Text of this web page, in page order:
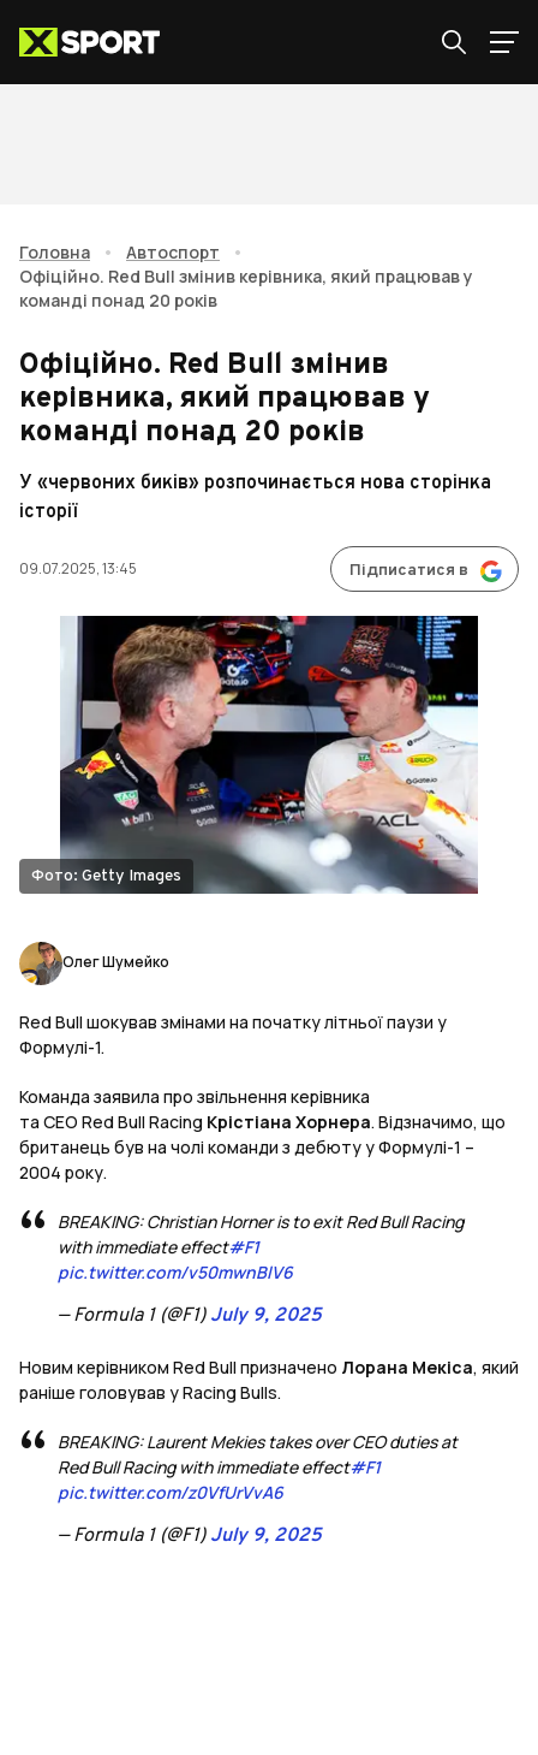
Головна • Автоспорт
•
Офіційно. Red Bull змінив керівника, який працював у
команді понад 20 років
Офіційно. Red Bull змінив
керівника, який працював у
команді понад 20 років
У «червоних биків» розпочинається нова сторінка
історії
09.07.2025, 13:45 Підписатися в
Фото: Getty Images
Олег Шумейко
Red Bull шокував змінами на початку літньої паузи у
Формулі-1.
Команда заявила про звільнення керівника
та CEO Red Bull Racing Крістіана Хорнера. Відзначимо, що
британець був на чолі команди з дебюту у Формулі-1 –
2004 року.
BREAKING: Christian Horner is to exit Red Bull Racing
with immediate effect#F1
pic.twitter.com/v50mwnBlV6
— Formula 1 (@F1) July 9, 2025
Новим керівником Red Bull призначено Лорана Мекіса, який
раніше головував у Racing Bulls.
BREAKING: Laurent Mekies takes over CEO duties at
Red Bull Racing with immediate effect#F1
pic.twitter.com/z0VfUrVvA6
— Formula 1 (@F1) July 9, 2025